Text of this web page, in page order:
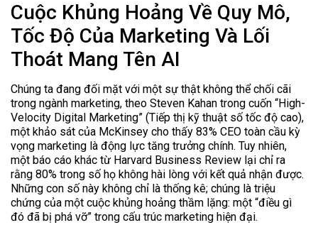
Cuộc Khủng Hoảng Về Quy Mô,
Tốc Độ Của Marketing Và Lối
Thoát Mang Tên AI
Chúng ta đang đối mặt với một sự thật không thể chối cãi
trong ngành marketing, theo Steven Kahan trong cuốn “High-
Velocity Digital Marketing” (Tiếp thị kỹ thuật số tốc độ cao),
một khảo sát của McKinsey cho thấy 83% CEO toàn cầu kỳ
vọng marketing là động lực tăng trưởng chính. Tuy nhiên,
một báo cáo khác từ Harvard Business Review lại chỉ ra
rằng 80% trong số họ không hài lòng với kết quả nhận được.
Những con số này không chỉ là thống kê; chúng là triệu
chứng của một cuộc khủng hoảng thầm lặng: một “điều gì
đó đã bị phá vỡ” trong cấu trúc marketing hiện đại.